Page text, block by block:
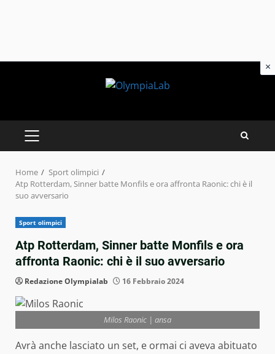
PRIMARY
MENU
Home
Sport olimpici
Atp Rotterdam, Sinner batte Monfils e ora affronta Raonic: chi è il
suo avversario
Sport olimpici
Atp Rotterdam, Sinner batte Monfils e ora
affronta Raonic: chi è il suo avversario
Redazione Olympialab 16 Febbraio 2024
Milos Raonic | ansa
Avrà anche lasciato un set, e ormai ci aveva abituato
×